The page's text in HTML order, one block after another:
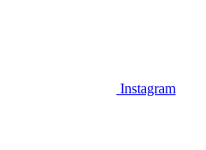
Instagram